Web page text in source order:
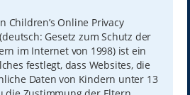
Children’s Online Privacy
Gesetz zum Schutz der
im Internet von 1998) ist ein
festlegt, dass Websites, die
Daten von Kindern unter 13